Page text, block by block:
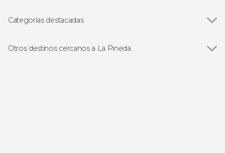
Categorías destacadas
Otros destinos cercanos a La Pineda